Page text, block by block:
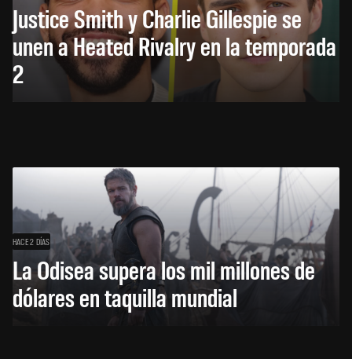
Justice Smith y Charlie Gillespie se
unen a Heated Rivalry en la temporada
2
HACE 2 DÍAS
La Odisea supera los mil millones de
dólares en taquilla mundial